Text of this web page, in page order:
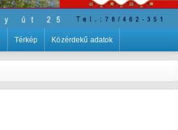
Térkép Közérdekű adatok